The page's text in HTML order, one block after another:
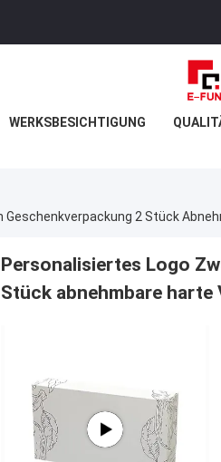
WERKSBESICHTIGUNG
Personalisiertes Logo
Stück abnehmbare